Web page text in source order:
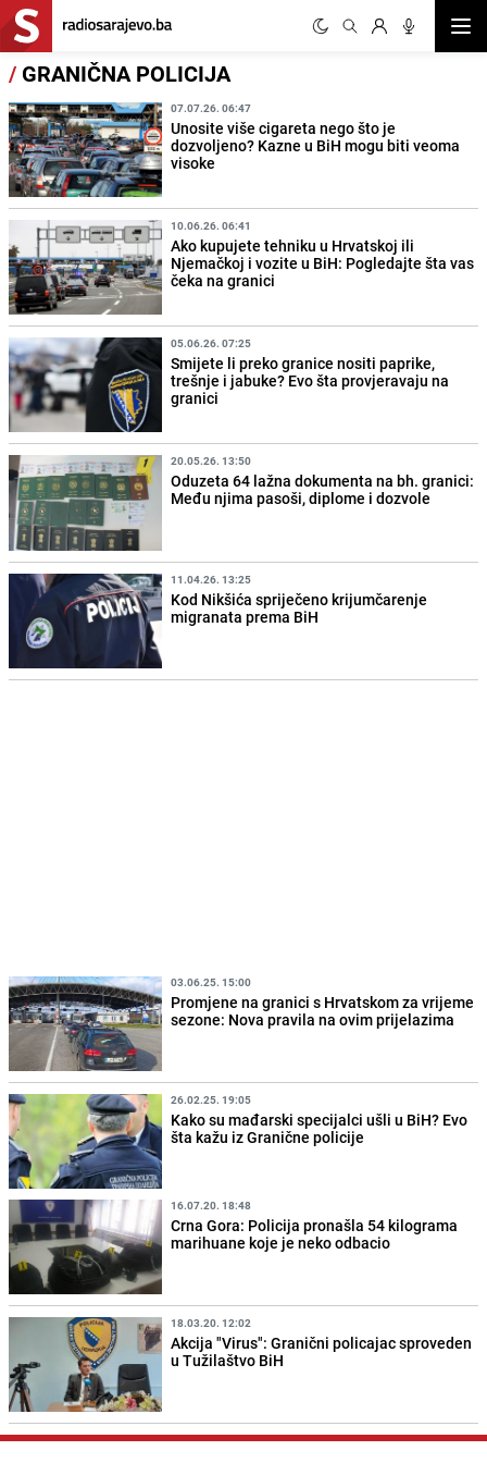
/ GRANIČNA POLICIJA
07.07.26. 06:47
Unosite više cigareta nego što je
dozvoljeno? Kazne u BiH mogu biti veoma
visoke
10.06.26. 06:41
Ako kupujete tehniku u Hrvatskoj ili
Njemačkoj i vozite u BiH: Pogledajte šta vas
čeka na granici
05.06.26. 07:25
Smijete li preko granice nositi paprike,
trešnje i jabuke? Evo šta provjeravaju na
granici
20.05.26. 13:50
Oduzeta 64 lažna dokumenta na bh. granici:
Među njima pasoši, diplome i dozvole
11.04.26. 13:25
Kod Nikšića spriječeno krijumčarenje
migranata prema BiH
03.06.25. 15:00
Promjene na granici s Hrvatskom za vrijeme
sezone: Nova pravila na ovim prijelazima
26.02.25. 19:05
Kako su mađarski specijalci ušli u BiH? Evo
šta kažu iz Granične policije
16.07.20. 18:48
Crna Gora: Policija pronašla 54 kilograma
marihuane koje je neko odbacio
18.03.20. 12:02
Akcija "Virus": Granični policajac sproveden
u Tužilaštvo BiH